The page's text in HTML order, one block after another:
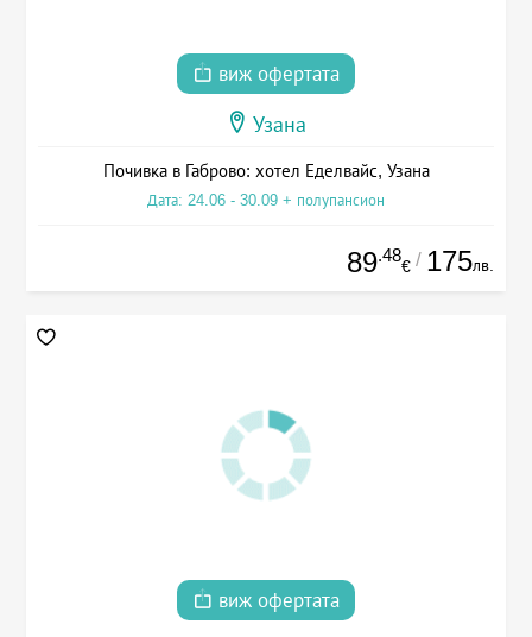
виж офертата
Узана
Почивка в Габрово: хотел Еделвайс, Узана
Дата: 24.06 - 30.09 + полупансион
89.48
€ / 175лв.
виж офертата